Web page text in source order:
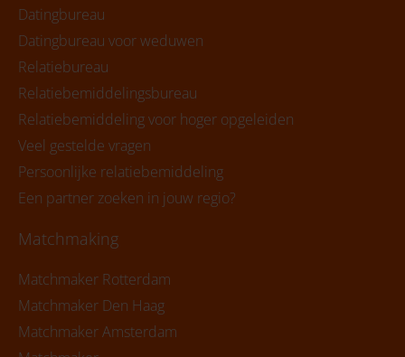
Datingbureau
Datingbureau voor weduwen
Relatiebureau
Relatiebemiddelingsbureau
Relatiebemiddeling voor hoger opgeleiden
Veel gestelde vragen
Persoonlijke relatiebemiddeling
Een partner zoeken in jouw regio?
Matchmaking
Matchmaker Rotterdam
Matchmaker Den Haag
Matchmaker Amsterdam